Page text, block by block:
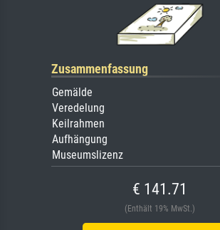
Zusammenfassung
Gemälde
Veredelung
Keilrahmen
Aufhängung
Museumslizenz
€ 141.71
(Enthält 19% MwSt.)